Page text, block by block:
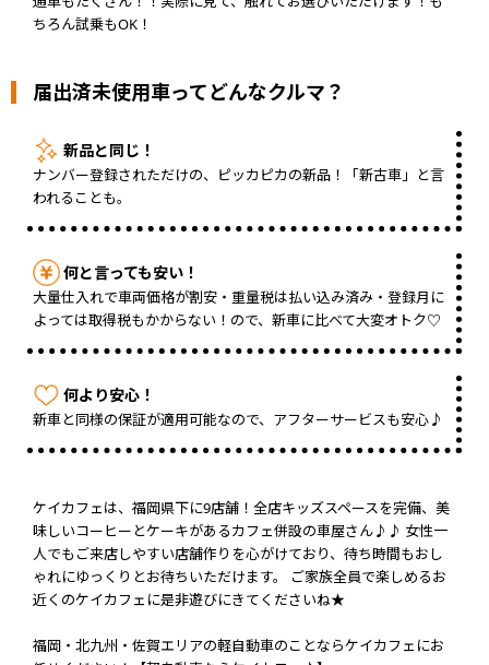
ちろん試乗もOK！
届出済未使用車ってどんなクルマ？
新品と同じ！
ナンバー登録されただけの、ピッカピカの新品！「新古車」と言
われることも。
何と言っても安い！
大量仕入れで車両価格が割安・重量税は払い込み済み・登録月に
よっては取得税もかからない！ので、新車に比べて大変オトク♡
何より安心！
新車と同様の保証が適用可能なので、アフターサービスも安心♪
ケイカフェは、福岡県下に9店舗！全店キッズスペースを完備、美
味しいコーヒーとケーキがあるカフェ併設の車屋さん♪♪ 女性一
人でもご来店しやすい店舗作りを心がけており、待ち時間もおし
ゃれにゆっくりとお待ちいただけます。 ご家族全員で楽しめるお
近くのケイカフェに是非遊びにきてくださいね★
福岡・北九州・佐賀エリアの軽自動車のことならケイカフェにお